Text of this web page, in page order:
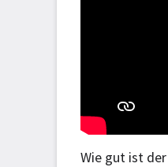
Wie gut ist